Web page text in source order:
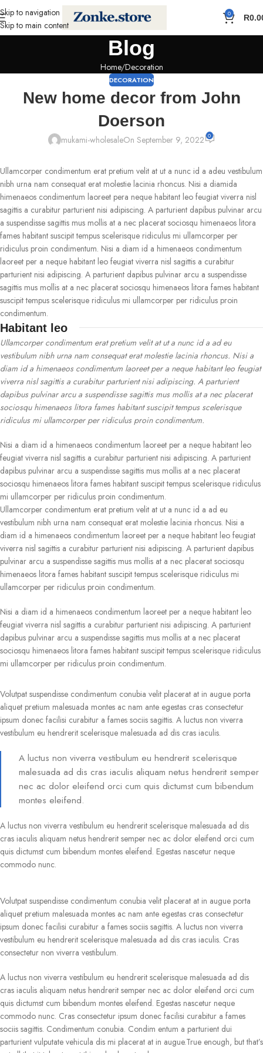
Skip to navigation
Skip to main content
0 R
Blog
Home Decoration
DECORATION
New home decor from John
Doerson
mukami-wholesaleOn September 9, 2022 0
Ullamcorper condimentum erat pretium velit at ut a nunc id a adeu vestibulum
nibh urna nam consequat erat molestie lacinia rhoncus. Nisi a diamida
himenaeos condimentum laoreet pera neque habitant leo feugiat viverra nisl
sagittis a curabitur parturient nisi adipiscing. A parturient dapibus pulvinar arcu
a suspendisse sagittis mus mollis at a nec placerat sociosqu himenaeos litora
fames habitant suscipit tempus scelerisque ridiculus mi ullamcorper per
ridiculus proin condimentum. Nisi a diam id a himenaeos condimentum
laoreet per a neque habitant leo feugiat viverra nisl sagittis a curabitur
parturient nisi adipiscing. A parturient dapibus pulvinar arcu a suspendisse
sagittis mus mollis at a nec placerat sociosqu himenaeos litora fames habitant
suscipit tempus scelerisque ridiculus mi ullamcorper per ridiculus proin
condimentum.
Habitant leo
Ullamcorper condimentum erat pretium velit at ut a nunc id a ad eu
vestibulum nibh urna nam consequat erat molestie lacinia rhoncus. Nisi a
diam id a himenaeos condimentum laoreet per a neque habitant leo feugiat
viverra nisl sagittis a curabitur parturient nisi adipiscing. A parturient
dapibus pulvinar arcu a suspendisse sagittis mus mollis at a nec placerat
sociosqu himenaeos litora fames habitant suscipit tempus scelerisque
ridiculus mi ullamcorper per ridiculus proin condimentum.
Nisi a diam id a himenaeos condimentum laoreet per a neque habitant leo
feugiat viverra nisl sagittis a curabitur parturient nisi adipiscing. A parturient
dapibus pulvinar arcu a suspendisse sagittis mus mollis at a nec placerat
sociosqu himenaeos litora fames habitant suscipit tempus scelerisque ridiculus
mi ullamcorper per ridiculus proin condimentum.
Ullamcorper condimentum erat pretium velit at ut a nunc id a ad eu
vestibulum nibh urna nam consequat erat molestie lacinia rhoncus. Nisi a
diam id a himenaeos condimentum laoreet per a neque habitant leo feugiat
viverra nisl sagittis a curabitur parturient nisi adipiscing. A parturient dapibus
pulvinar arcu a suspendisse sagittis mus mollis at a nec placerat sociosqu
himenaeos litora fames habitant suscipit tempus scelerisque ridiculus mi
ullamcorper per ridiculus proin condimentum.
Nisi a diam id a himenaeos condimentum laoreet per a neque habitant leo
feugiat viverra nisl sagittis a curabitur parturient nisi adipiscing. A parturient
dapibus pulvinar arcu a suspendisse sagittis mus mollis at a nec placerat
sociosqu himenaeos litora fames habitant suscipit tempus scelerisque ridiculus
mi ullamcorper per ridiculus proin condimentum.
Volutpat suspendisse condimentum conubia velit placerat at in augue porta
aliquet pretium malesuada montes ac nam ante egestas cras consectetur
ipsum donec facilisi curabitur a fames sociis sagittis. A luctus non viverra
vestibulum eu hendrerit scelerisque malesuada ad dis cras iaculis.
A luctus non viverra vestibulum eu hendrerit scelerisque
malesuada ad dis cras iaculis aliquam netus hendrerit semper
nec ac dolor eleifend orci cum quis dictumst cum bibendum
montes eleifend.
A luctus non viverra vestibulum eu hendrerit scelerisque malesuada ad dis
cras iaculis aliquam netus hendrerit semper nec ac dolor eleifend orci cum
quis dictumst cum bibendum montes eleifend. Egestas nascetur neque
commodo nunc.
Volutpat suspendisse condimentum conubia velit placerat at in augue porta
aliquet pretium malesuada montes ac nam ante egestas cras consectetur
ipsum donec facilisi curabitur a fames sociis sagittis. A luctus non viverra
vestibulum eu hendrerit scelerisque malesuada ad dis cras iaculis. Cras
consectetur non viverra vestibulum.
A luctus non viverra vestibulum eu hendrerit scelerisque malesuada ad dis
cras iaculis aliquam netus hendrerit semper nec ac dolor eleifend orci cum
quis dictumst cum bibendum montes eleifend. Egestas nascetur neque
commodo nunc. Cras consectetur ipsum donec facilisi curabitur a fames
sociis sagittis. Condimentum conubia. Condim entum a parturient dui
parturient vulputate vehicula dis mi placerat at in augue.True enough, but that’s